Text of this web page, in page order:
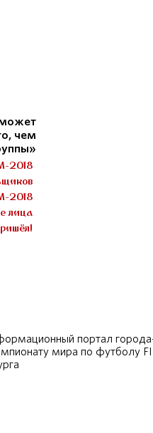
чем
2018
2018
лица
портал
мира по футболу